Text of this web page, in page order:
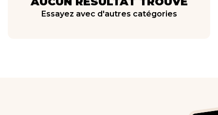
Essayez avec d'autres catégories